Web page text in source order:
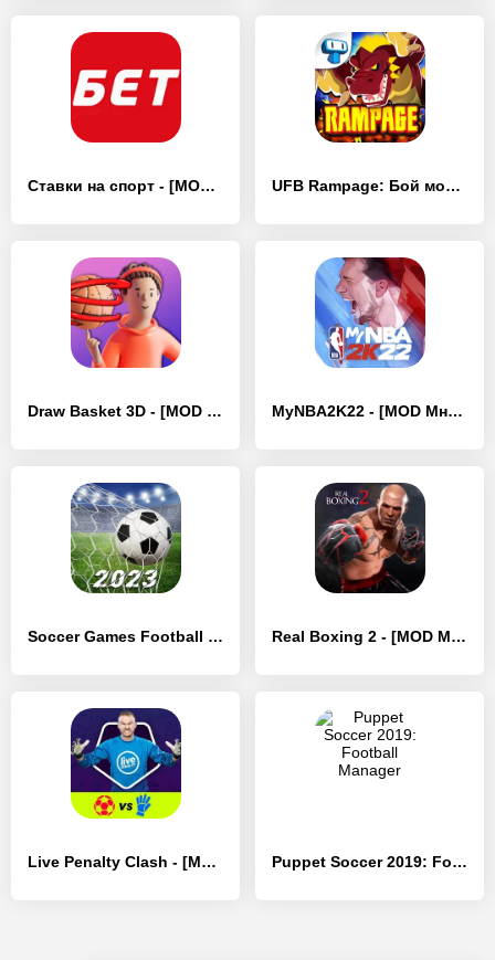
Ставки на спорт - [MOD Много монет] UFB Rampage: Бой монстров - [MOD Много монет]
Draw Basket 3D - [MOD Много монет] MyNBA2K22 - [MOD Много монет]
Soccer Games Football 2023 - [MOD Много монет] Real Boxing 2 - [MOD Много денег]
Live Penalty Clash - [MOD Много монет] Puppet Soccer 2019: Football Manager